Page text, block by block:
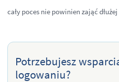
cały poces nie powinien zająć
Potrzebujesz
logowaniu?